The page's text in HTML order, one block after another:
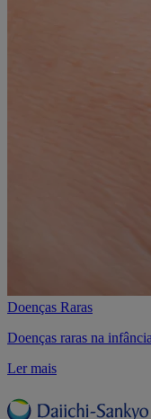
Doenças Raras
Doenças raras na
Ler mais